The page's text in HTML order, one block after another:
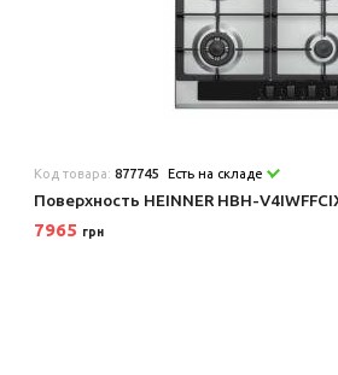
Код товара:877745 Есть на складе
Поверхность HEINNER HBH-
7965 грн